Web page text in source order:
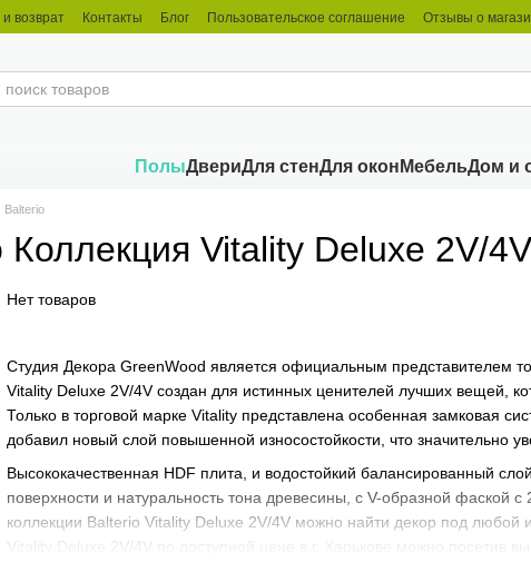
возврат Контакты Блог Пользовательское соглашение Отзывы о
ПолыДвериДля стенДля окон МебельДом и
Balterio
Vitality Deluxe 2V/4V
Студия Декора GreenWood является официальным представителем
Vitality Deluxe 2V/4V создан для истинных ценителей лучших вещей,
Только в торговой марке Vitality представлена особенная замковая
добавил новый слой повышенной износостойкости, что значительно
Высококачественная HDF плита, и водостойкий балансированный
поверхности и натуральность тона древесины, с V-образной
коллекции Balterio Vitality Deluxe 2V/4V можно найти декор под
Vitality Deluxe 2V/4V по доступной цене в г. Харькове можно посетив
Нет товаров